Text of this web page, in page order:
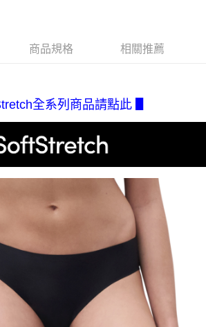
」等通路繳費。
服務購買商品或服務，並由商店將買賣／分期付款
地址）提供予台灣大哥大進項蒐集、處理及利用，
期帳單所需資料之確認、核對及更正。
詳閱以下連結：https://oppay.tw/userRule
並確認金額後，即可完成結帳。
當下不需立刻繳費，但若您需要取消訂單，請聯絡
家同意取消之訂單仍視為有效，需透過AFTEE先享
先享後付 」之結帳頁面顯示為準，若有關於
取消欲退款等相關疑問，請聯繫「AFTEE先享後付
有限公司提供之「AFTEE先享後付」服務完成之交
圍內提供個人資料，並將交易相關給付款項請求債
公司。
宜，請瀏覽以下網址：
先徵得法定代理人或監護人之同意方可使用
未經同意申辦者引起之損失，本公司不負相關責
付」時，將依據個別帳號之用戶狀況，依本公司即
度；若仍有額度不足之情形，本公司將視審查結果
東沙、南沙、虎井島、桶盤島、望安、七
蘭嶼)
商品規格 相關推薦
全系列商品請點此 ▋